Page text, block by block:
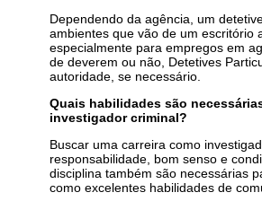
Dependendo da agência, um
ambientes que vão de um escritório
especialmente para empregos em
de deverem ou não, Detetives
autoridade, se necessário.
Quais habilidades são
investigador criminal?
Buscar uma carreira como
responsabilidade, bom senso e
disciplina também são necessárias
como excelentes habilidades de